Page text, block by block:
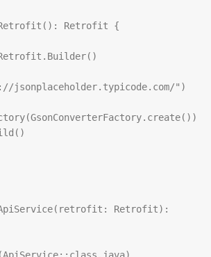
(): Retrofit {
. Builder()
jsonplaceholder.typicode.com/" )
(GsonConverterFactory. create())
()
( retrofit : Retrofit